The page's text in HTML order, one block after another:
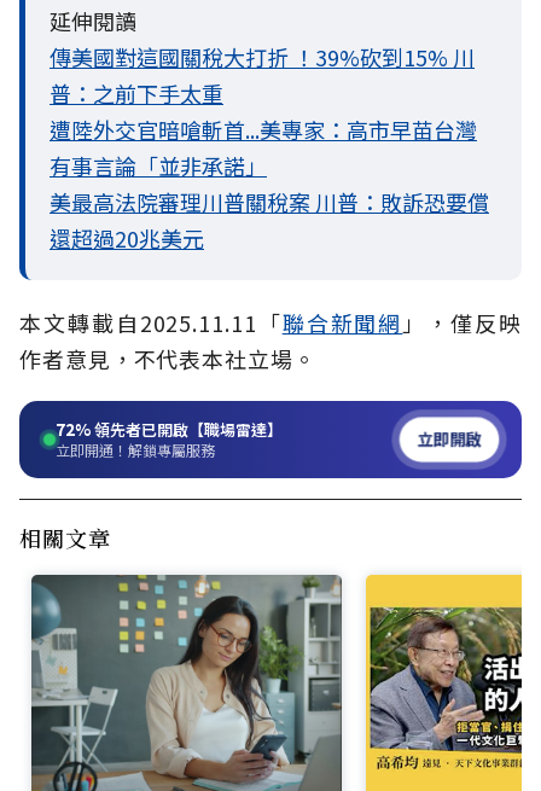
延伸閱讀
傳美國對這國關稅大打折 ！39%砍到15% 川
普：之前下手太重
遭陸外交官暗嗆斬首...美專家：高市早苗台灣
有事言論「並非承諾」
美最高法院審理川普關稅案 川普：敗訴恐要償
還超過20兆美元
本文轉載自2025.11.11「聯合新聞網 」，僅反映
作者意見，不代表本社立場。
72%領先者已開啟【職場雷達】
立即開通！解鎖專屬服務 立即開啟
相關文章